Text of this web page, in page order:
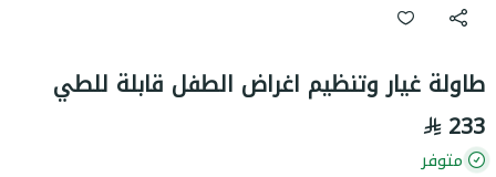
طاولة غيار وتنظيم اغراض الطفل قابلة للطي
233
متوفر